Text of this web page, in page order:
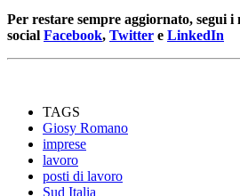
Per restare sempre aggiornato, segui i
social Facebook, Twitter e LinkedIn
TAGS
Giosy Romano
imprese
lavoro
posti di lavoro
Sud Italia